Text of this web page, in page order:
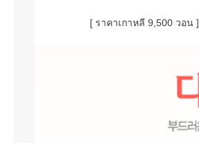
[ ราคาเกาหลี 9,500 วอน ]